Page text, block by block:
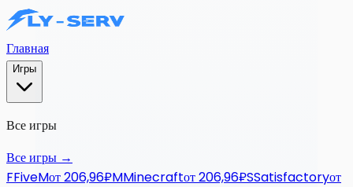
Главная
Игры
Все игры
Все игры →
FFiveMот206,96₽MMinecraftот206,96₽SSatisfactoryот